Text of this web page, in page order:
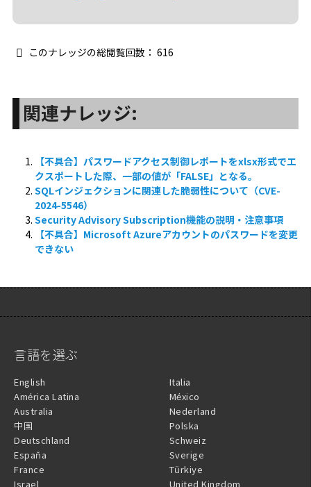
このナレッジの総閲覧回数： 616
関連ナレッジ:
【不具合】パスワードアクセス制御レポートをxlsx形式でエ
クスポートした際、一部の値が「FALSE」となる。
SQLインジェクションに関連した脆弱性について（CVE-
2024-5546）
Security Advisory Subscription機能の説明・注意事項
【不具合】Microsoft Azureアカウントのパスワードを変更
できない
言語を選ぶ
English
América Latina
Australia
中国
Deutschland
España
France
Israel
Italia
México
Nederland
Polska
Schweiz
Sverige
Türkiye
United Kingdom